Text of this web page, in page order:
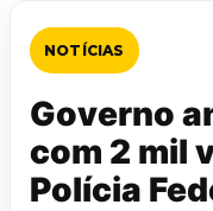
NOTÍCIAS
Governo
com 2 mil
Polícia